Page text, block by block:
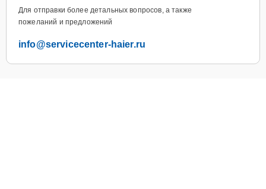
Для отправки более детальных вопросов, а также
пожеланий и предложений
info@servicecenter-haier.ru